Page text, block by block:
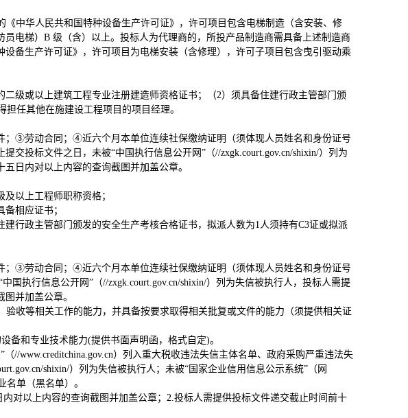
中华人民共和国特种设备生产许可证》，许可项目包含电梯制造（含安装、修
电梯）B 级（含）以上。投标人为代理商的，所投产品制造商需具备上述制造商
备生产许可证》，许可项目为电梯安装（含修理），许可子项目包含曳引驱动乘
级或以上建筑工程专业注册建造师资格证书；（2）须具备住建行政主管部门颁
任其他在施建设工程项目的项目经理。
③劳动合同；④近六个月本单位连续社保缴纳证明（须体现人员姓名和身份证号
投标文件之日，未被“中国执行信息公开网”（//zxgk.court.gov.cn/shixin/）列为
日内对以上内容的查询截图并加盖公章。
及以上工程师职称资格；
备相应证书；
建行政主管部门颁发的安全生产考核合格证书，拟派人数为1人须持有C3证或拟派
③劳动合同；④近六个月本单位连续社保缴纳证明（须体现人员姓名和身份证号
执行信息公开网”（//zxgk.court.gov.cn/shixin/）列为失信被执行人，投标人需提
并加盖公章。
收等相关工作的能力，并具备按要求取得相关批复或文件的能力（须提供相关证
备和专业技术能力(提供书面声明函，格式自定)。
//www.creditchina.gov.cn）列入重大税收违法失信主体名单、政府采购严重违法失
shixin/）列为失信被执行人；未被“国家企业信用信息公示系统”（网
名单（黑名单）。
对以上内容的查询截图并加盖公章；2.投标人需提供投标文件递交截止时间前十